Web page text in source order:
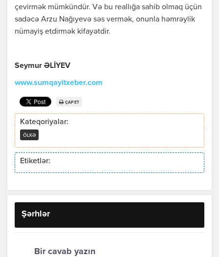
çevirmək mümkündür. Və bu reallığa sahib olmaq üçün
sadəcə Arzu Nağıyevə səs vermək, onunla həmrəylik
nümayiş etdirmək kifayətdir.
Seymur ƏLİYEV
www.sumqayitxeber.com
ÇAP ET
Kateqoriyalar:
ÖLKƏ
Etiketlər:
Şərhlər
Bir cavab yazın